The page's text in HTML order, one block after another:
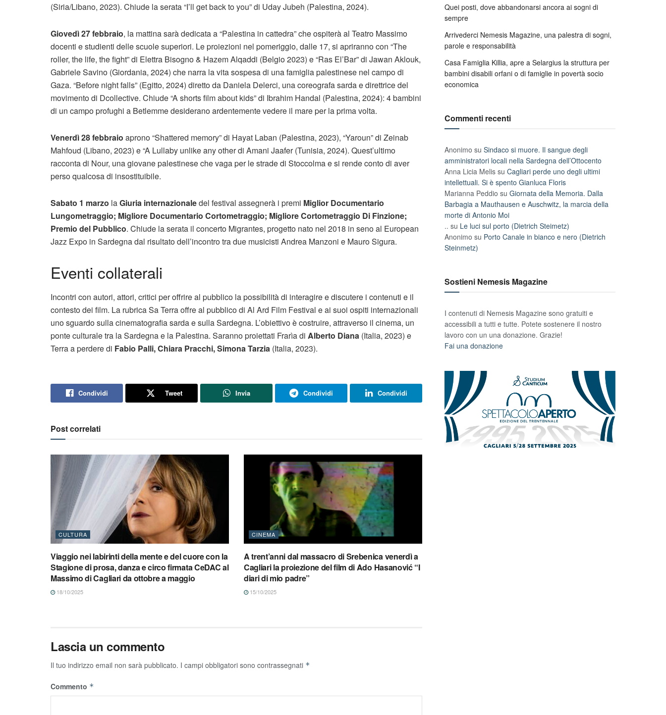
(Siria/Libano, 2023). Chiude la serata “I’ll get back to you” di Uday Jubeh (Palestina, 2024).
Giovedì 27 febbraio, la mattina sarà dedicata a “Palestina in cattedra” che ospiterà al Teatro Massimo
docenti e studienti delle scuole superiori. Le proiezioni nel pomeriggio, dalle 17, si apriranno con “The
roller, the life, the fight” di Elettra Bisogno & Hazem Alqaddi (Belgio 2023) e “Ras El’Bar” di Jawan Aklouk,
Gabriele Savino (Giordania, 2024) che narra la vita sospesa di una famiglia palestinese nel campo di
Gaza. “Before night falls” (Egitto, 2024) diretto da Daniela Delerci, una coreografa sarda e direttrice del
movimento di Dcollective. Chiude “A shorts film about kids” di Ibrahim Handal (Palestina, 2024): 4 bambini
di un campo profughi a Betlemme desiderano ardentemente vedere il mare per la prima volta.
Venerdì 28 febbraio aprono “Shattered memory” di Hayat Laban (Palestina, 2023), “Yaroun” di Zeinab
Mahfoud (Libano, 2023) e “A Lullaby unlike any other di Amani Jaafer (Tunisia, 2024). Quest’ultimo
racconta di Nour, una giovane palestinese che vaga per le strade di Stoccolma e si rende conto di aver
perso qualcosa di insostituibile.
Sabato 1 marzo laGiuria internazionaledel festival assegnerà i premi Miglior Documentario
Lungometraggio; Migliore Documentario Cortometraggio; Migliore Cortometraggio Di Finzione;
Premio del Pubblico. Chiude la serata il concerto Migrantes, progetto nato nel 2018 in seno al European
Jazz Expo in Sardegna dal risultato dell’incontro tra due musicisti Andrea Manzoni e Mauro Sigura.
Eventi collaterali
Incontri con autori, attori, critici per offrire al pubblico la possibilità di interagire e discutere i contenuti e il
contesto dei film. La rubrica Sa Terra offre al pubblico di Al Ard Film Festival e ai suoi ospiti internazionali
uno sguardo sulla cinematografia sarda e sulla Sardegna. L’obiettivo è costruire, attraverso il cinema, un
ponte culturale tra la Sardegna e la Palestina. Saranno proiettati Frarìa di Alberto Diana (Italia, 2023) e
Terra a perdere di Fabio Palli, Chiara Pracchi, Simona Tarzia (Italia, 2023).
Condividi Tweet Invia Condividi Condividi
Post correlati
CULTURA
Viaggio nei labirinti della mente e del cuore con la
Stagione di prosa, danza e circo firmata CeDAC al
Massimo di Cagliari da ottobre a maggio
18/10/2025
CINEMA
A trent’anni dal massacro di Srebenica venerdì a
Cagliari la proiezione del film di Ado Hasanović “I
diari di mio padre”
15/10/2025
Lascia un commento
Il tuo indirizzo email non sarà pubblicato. I campi obbligatori sono contrassegnati *
Commento *
Quei posti, dove abbandonarsi ancora ai sogni di
sempre
Arrivederci Nemesis Magazine, una palestra di sogni,
parole e responsabilità
Casa Famiglia Killia, apre a Selargius la struttura per
bambini disabili orfani o di famiglie in povertà socio
economica
Commenti recenti
Anonimo su Sindaco si muore. Il sangue degli
amministratori locali nella Sardegna dell’Ottocento
Anna Licia Melis su Cagliari perde uno degli ultimi
intellettuali. Si è spento Gianluca Floris
Marianna Peddio su Giornata della Memoria. Dalla
Barbagia a Mauthausen e Auschwitz, la marcia della
morte di Antonio Moi
.. su Le luci sul porto (Dietrich Steimetz)
Anonimo su Porto Canale in bianco e nero (Dietrich
Steinmetz)
Sostieni Nemesis Magazine
I contenuti di Nemesis Magazine sono gratuiti e
accessibili a tutti e tutte. Potete sostenere il nostro
lavoro con un una donazione. Grazie!
Fai una donazione